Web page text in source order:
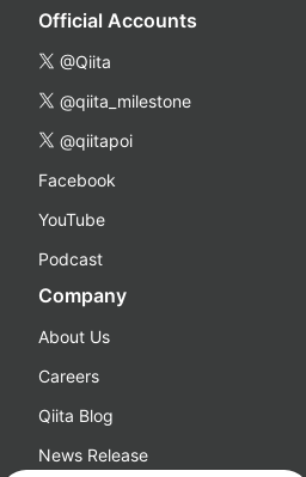
Official Accounts
@Qiita
@qiita_milestone
@qiitapoi
Facebook
YouTube
Podcast
Company
About Us
Careers
Qiita Blog
News Release